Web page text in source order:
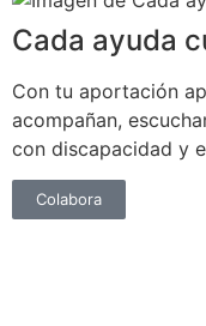
Cada ayuda
Con tu aportación
acompañan,
con discapacidad y
Colabora